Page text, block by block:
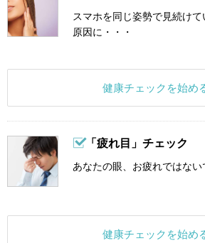
スマホを同じ姿勢で見続け
原因に・・・
健康チェックを始め
「疲れ目」チェック
あなたの眼、お疲れではない
健康チェックを始め